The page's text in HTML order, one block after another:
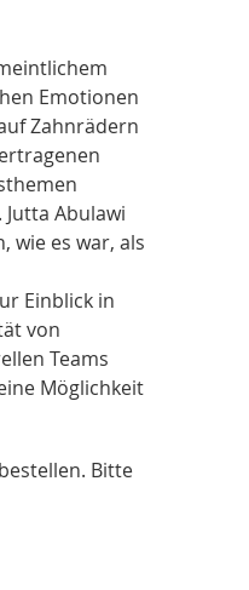
Emotionen
Zahnrädern
Abulawi
wie es war, als
Einblick in
von
Teams
Möglichkeit
Bitte